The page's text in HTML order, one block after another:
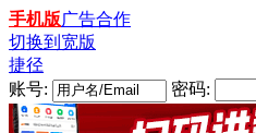
手机版广告合作
切换到宽版
捷径
账号:
密码: